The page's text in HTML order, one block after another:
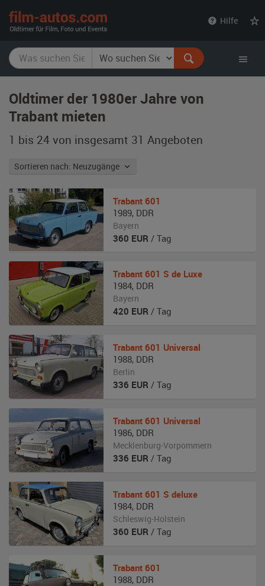
Hilfe
Oldtimer der 1980er Jahre von
Trabant mieten
1 bis 24 von insgesamt 31 Angeboten
Sortieren nach: Neuzugänge
Trabant 601
1989, DDR
Bayern
360 EUR / Tag
Trabant 601 S de Luxe
1984, DDR
Bayern
420 EUR / Tag
Trabant 601 Universal
1988, DDR
Berlin
336 EUR / Tag
Trabant 601 Universal
1986, DDR
Mecklenburg-Vorpommern
336 EUR / Tag
Trabant 601 S deluxe
1984, DDR
Schleswig-Holstein
360 EUR / Tag
Trabant 601
1988, DDR